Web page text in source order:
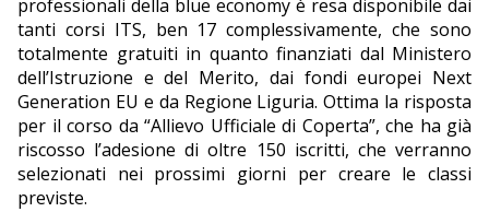
professionali della blue economy è resa disponibile dai
tanti corsi ITS, ben 17 complessivamente, che sono
totalmente gratuiti in quanto finanziati dal Ministero
dell’Istruzione e del Merito, dai fondi europei Next
Generation EU e da Regione Liguria. Ottima la risposta
per il corso da “Allievo Ufficiale di Coperta”, che ha già
riscosso l’adesione di oltre 150 iscritti, che verranno
selezionati nei prossimi giorni per creare le classi
previste.